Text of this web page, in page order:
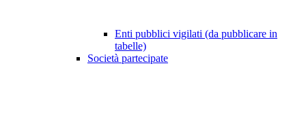
Enti pubblici vigilati (da pubblicare in
tabelle)
Società partecipate